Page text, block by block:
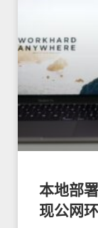
本地部
现公网